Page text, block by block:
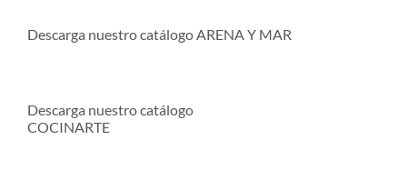
Descarga nuestro catálogo ARENA Y MAR
Descarga nuestro catálogo
COCINARTE